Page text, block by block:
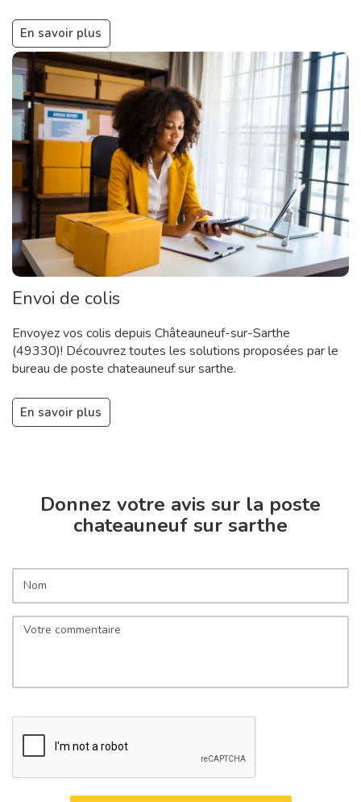
En savoir plus
Envoi de colis
Envoyez vos colis depuis Châteauneuf-sur-Sarthe
(49330)! Découvrez toutes les solutions proposées par le
bureau de poste chateauneuf sur sarthe.
En savoir plus
Donnez votre avis sur la poste
chateauneuf sur sarthe